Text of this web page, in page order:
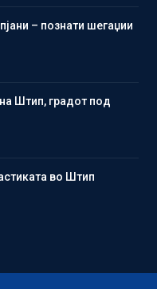
– познати шегаџии
Штип, градот под
во Штип